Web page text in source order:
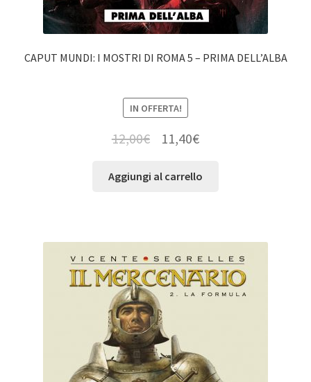
CAPUT MUNDI: I MOSTRI DI ROMA 5 – PRIMA DELL’ALBA
IN OFFERTA!
12,00€ 11,40€
Aggiungi al carrello